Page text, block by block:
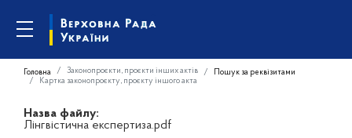
Головна Законопроєкти, проєкти інших актів
Пошук за реквізитами
Картка законопроєкту, проєкту іншого акта
Назва файлу:
Лінгвістична експертиза.pdf